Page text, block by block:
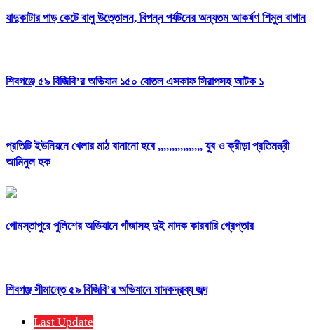
যাদুকাটার পাড় কেটে বালু উত্তোলন, বিপন্ন পর্যটনের অন্যতম আকর্ষণ শিমুল বাগান
শিবগঞ্জে ৫৯ বিজিবি’র অভিযান ১৫০ বোতল এসকাফ সিরাপসহ আটক ১
প্রতিটি ইউনিয়নে খেলার মাঠ বানানো হবে ,,,,,,,,,,,,,,,, যুব ও ক্রীড়া প্রতিমন্ত্রী
আমিনুল হক
গোমস্তাপুরে পুলিশের অভিযানে গাঁজাসহ দুই মাদক কারবারি গ্রেপ্তার
শিবগঞ্জ সীমান্তে ৫৯ বিজিবি’র অভিযানে মাদকদ্রব্য জব্দ
Last Update